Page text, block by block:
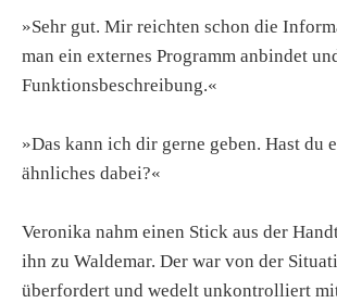
»Sehr gut. Mir reichten schon die
man ein externes Programm anbindet
Funktionsbeschreibung.«
»Das kann ich dir gerne geben. Hast du
ähnliches dabei?«
Veronika nahm einen Stick aus der
ihn zu Waldemar. Der war von der
überfordert und wedelt unkontrolliert